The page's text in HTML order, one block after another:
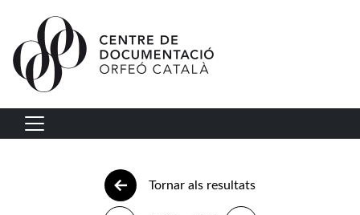
Vés al contingut
Navegació principal
Tornar als resultats